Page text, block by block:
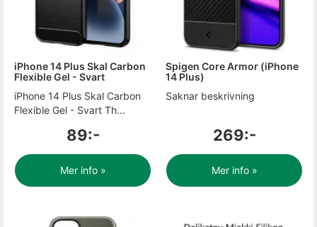
iPhone 14 Plus Skal Carbon
Flexible Gel - Svart
iPhone 14 Plus Skal Carbon
Flexible Gel - Svart Th...
89:-
Mer info »
Spigen Core Armor (iPhone
14 Plus)
Saknar beskrivning
269:-
Mer info »